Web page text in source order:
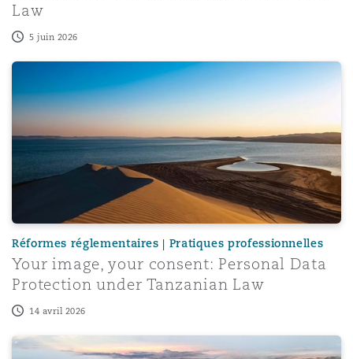
Law
5 juin 2026
Your image, your consent: Personal Data Protection
Réformes réglementaires | Pratiques professionnelles
Your image, your consent: Personal Data
Protection under Tanzanian Law
14 avril 2026
Use of Local Currency for Onshore Transactions in